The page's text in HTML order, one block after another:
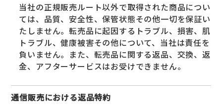
当社の正規販売ルート以外で取得された商品につい
ては、品質、安全性、保管状態その他一切を保証い
たしません。転売品に起因するトラブル、損害、肌
トラブル、健康被害その他について、当社は責任を
負いません。また、転売品に関する返品、交換、返
金、アフターサービスはお受けできません。
通信販売における返品特約